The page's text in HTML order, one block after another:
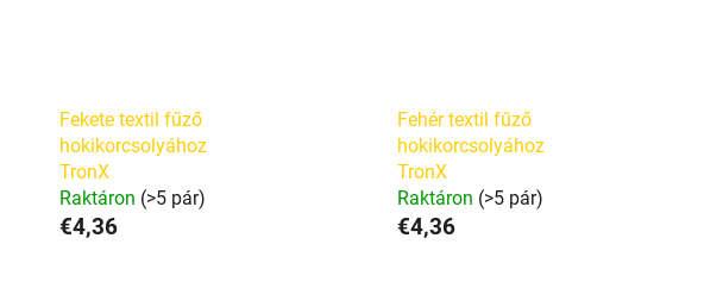
Fekete textil fűző
hokikorcsolyához
TronX
Raktáron (>5 pár)
€4,36
Fehér textil fűző
hokikorcsolyához
TronX
Raktáron (>5 pár)
€4,36